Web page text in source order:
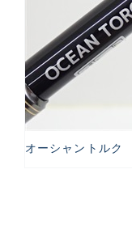
オーシャントルク